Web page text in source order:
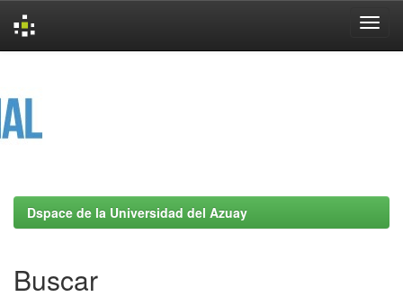
Dspace de la Universidad del Azuay
Buscar